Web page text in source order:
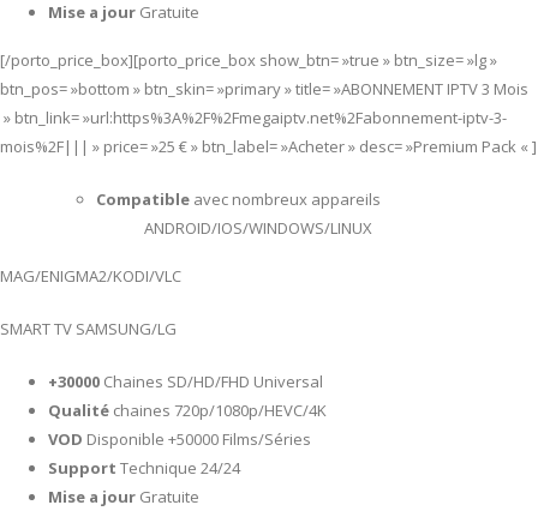
Mise a jour Gratuite
[/porto_price_box][porto_price_box show_btn= »true » btn_size= »lg »
btn_pos= »bottom » btn_skin= »primary » title= »ABONNEMENT IPTV 3 Mois
» btn_link= »url:https%3A%2F%2Fmegaiptv.net%2Fabonnement-iptv-3-
mois%2F||| » price= »25 € » btn_label= »Acheter » desc= »Premium Pack « ]
Compatible avec nombreux appareils
ANDROID/IOS/WINDOWS/LINUX
MAG/ENIGMA2/KODI/VLC
SMART TV SAMSUNG/LG
+30000 Chaines SD/HD/FHD Universal
Qualité chaines 720p/1080p/HEVC/4K
VOD Disponible +50000 Films/Séries
Support Technique 24/24
Mise a jour Gratuite